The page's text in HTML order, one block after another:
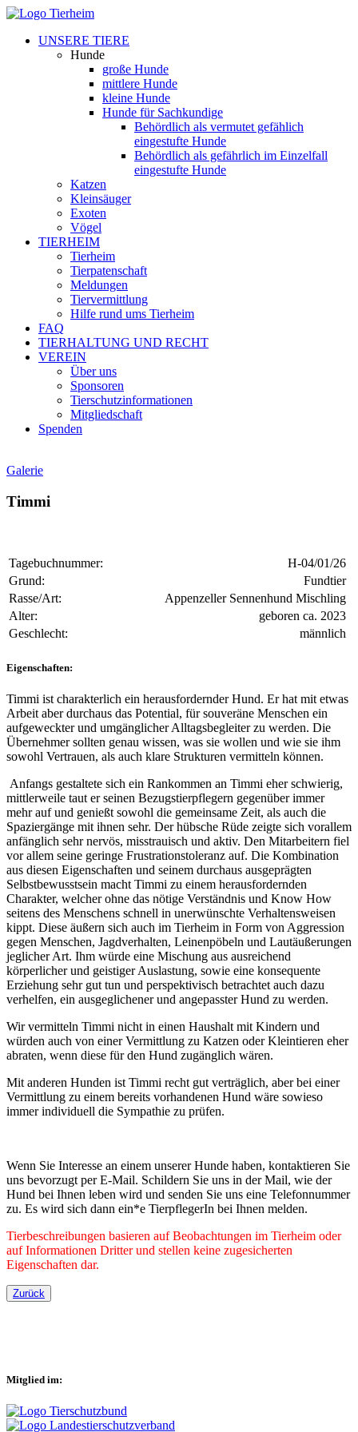
UNSERE TIERE
Hunde
große Hunde
mittlere Hunde
kleine Hunde
Hunde für Sachkundige
Behördlich als vermutet gefählich
eingestufte Hunde
Behördlich als gefährlich im Einzelfall
eingestufte Hunde
Katzen
Kleinsäuger
Exoten
Vögel
TIERHEIM
Tierheim
Tierpatenschaft
Meldungen
Tiervermittlung
Hilfe rund ums Tierheim
FAQ
TIERHALTUNG UND RECHT
VEREIN
Über uns
Sponsoren
Tierschutzinformationen
Mitgliedschaft
Spenden
Galerie
Timmi
Tagebuchnummer:
H-04/01/26
Grund:
Fundtier
Rasse/Art:
Appenzeller Sennenhund Mischling
Alter:
geboren ca. 2023
Geschlecht:
männlich
Eigenschaften:
Timmi ist charakterlich ein herausfordernder Hund. Er hat mit etwas
Arbeit aber durchaus das Potential, für souveräne Menschen ein
aufgeweckter und umgänglicher Alltagsbegleiter zu werden. Die
Übernehmer sollten genau wissen, was sie wollen und wie sie ihm
sowohl Vertrauen, als auch klare Strukturen vermitteln können.
Anfangs gestaltete sich ein Rankommen an Timmi eher schwierig,
mittlerweile taut er seinen Bezugstierpflegern gegenüber immer
mehr auf und genießt sowohl die gemeinsame Zeit, als auch die
Spaziergänge mit ihnen sehr. Der hübsche Rüde zeigte sich vorallem
anfänglich sehr nervös, misstrauisch und aktiv. Den Mitarbeitern fiel
vor allem seine geringe Frustrationstoleranz auf. Die Kombination
aus diesen Eigenschaften und seinem durchaus ausgeprägten
Selbstbewusstsein macht Timmi zu einem herausfordernden
Charakter, welcher ohne das nötige Verständnis und Know How
seitens des Menschens schnell in unerwünschte Verhaltensweisen
kippt. Diese äußern sich auch im Tierheim in Form von Aggression
gegen Menschen, Jagdverhalten, Leinenpöbeln und Lautäußerungen
jeglicher Art. Ihm würde eine Mischung aus ausreichend
körperlicher und geistiger Auslastung, sowie eine konsequente
Erziehung sehr gut tun und perspektivisch betrachtet auch dazu
verhelfen, ein ausgeglichener und angepasster Hund zu werden.
Wir vermitteln Timmi nicht in einen Haushalt mit Kindern und
würden auch von einer Vermittlung zu Katzen oder Kleintieren eher
abraten, wenn diese für den Hund zugänglich wären.
Mit anderen Hunden ist Timmi recht gut verträglich, aber bei einer
Vermittlung zu einem bereits vorhandenen Hund wäre sowieso
immer individuell die Sympathie zu prüfen.
Wenn Sie Interesse an einem unserer Hunde haben, kontaktieren Sie
uns bevorzugt per E-Mail. Schildern Sie uns in der Mail, wie der
Hund bei Ihnen leben wird und senden Sie uns eine Telefonnummer
zu. Es wird sich dann ein*e TierpflegerIn bei Ihnen melden.
Tierbeschreibungen basieren auf Beobachtungen im Tierheim oder
auf Informationen Dritter und stellen keine zugesicherten
Eigenschaften dar.
Zurück
Mitglied im: